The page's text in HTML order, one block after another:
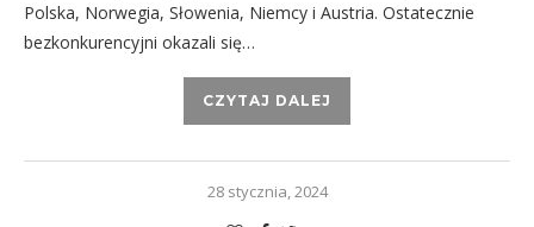
Polska, Norwegia, Słowenia, Niemcy i Austria. Ostatecznie
bezkonkurencyjni okazali się…
CZYTAJ DALEJ
28 stycznia, 2024